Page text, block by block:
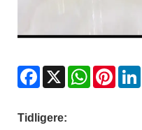
Facebook
X WhatsApp
Tidligere: